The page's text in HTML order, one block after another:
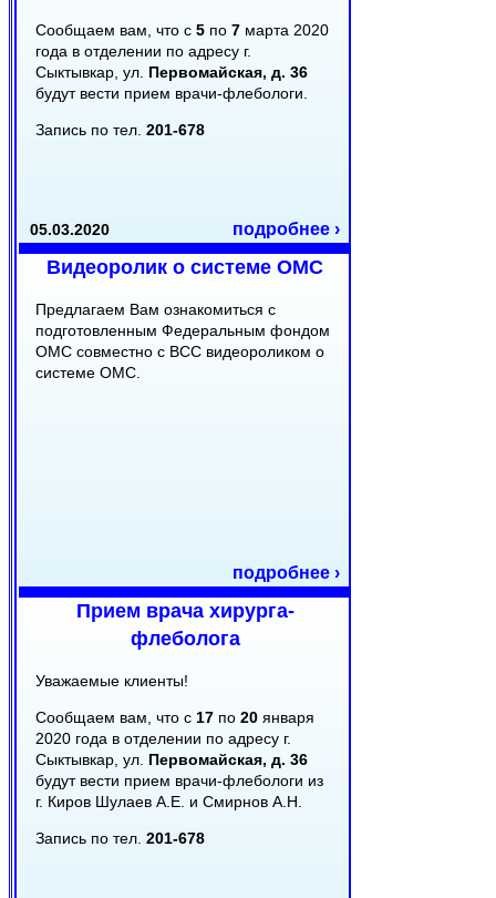
Сообщаем вам, что с 5 по 7 марта 2020
года в отделении по адресу г.
Сыктывкар, ул. Первомайская, д. 36
будут вести прием врачи-флебологи.
Запись по тел. 201-678
05.03.2020 подробнее ›
Видеоролик о системе ОМС
Предлагаем Вам ознакомиться с
подготовленным Федеральным фондом
ОМС совместно с ВСС видеороликом о
системе ОМС.
подробнее ›
Прием врача хирурга-
флеболога
Уважаемые клиенты!
Сообщаем вам, что с 17 по 20 января
2020 года в отделении по адресу г.
Сыктывкар, ул. Первомайская, д. 36
будут вести прием врачи-флебологи из
г. Киров Шулаев А.Е. и Смирнов А.Н.
Запись по тел. 201-678